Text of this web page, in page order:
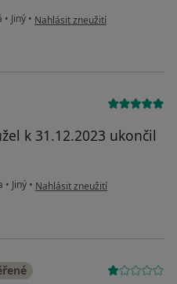
• Jiný • podle názoru uživatele MBS
Nahlásit zneužití
k 31.12.2023 ukončil
• Jiný • podle názoru uživatele Jan
Nahlásit zneužití